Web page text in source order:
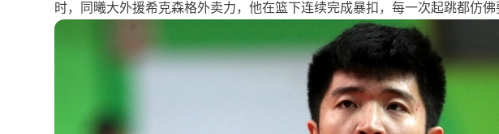
时，同曦大外援希克森格外卖力，他在篮下连续完成暴扣，每一次起跳都仿佛